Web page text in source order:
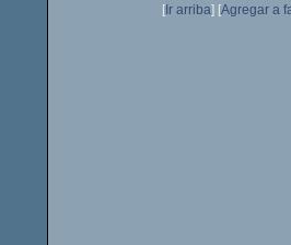
[ Ir arriba] [Agregar a